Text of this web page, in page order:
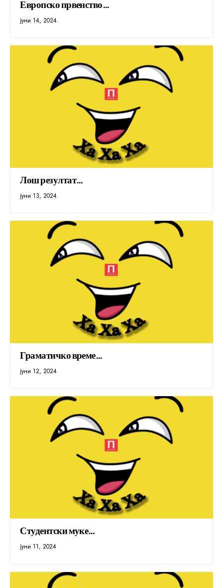
Европско првенство…
јуни 14, 2024
Лош резултат…
јуни 13, 2024
Граматичко време…
јуни 12, 2024
Студентски муке…
јуни 11, 2024